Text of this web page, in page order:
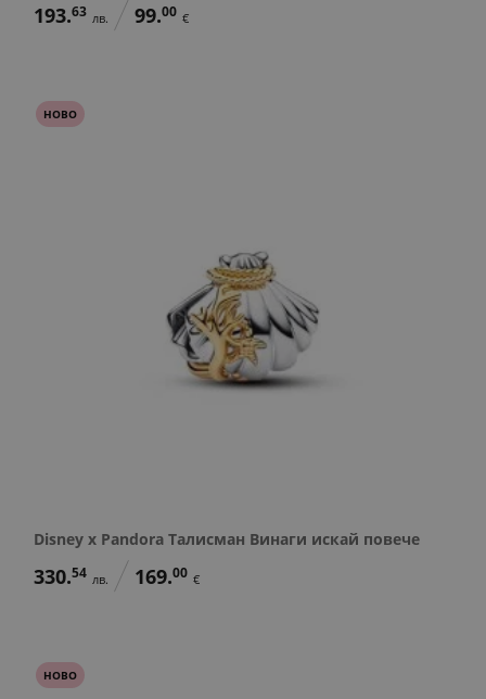
193.63 лв. 99.00 €
НОВО
Disney x Pandora Талисман Винаги искай повече
330.54 лв. 169.00 €
НОВО